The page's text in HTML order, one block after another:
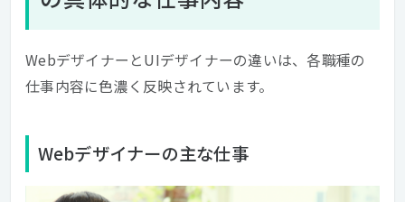
WebデザイナーとUIデザイナーの違いは、各職種の
仕事内容に色濃く反映されています。
Webデザイナーの主な仕事